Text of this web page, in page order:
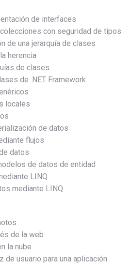
de interfaces
con seguridad de tipos
de una jerarquía de clases
herencia
de clases
de .NET Framework
locales
de datos
flujos
datos
de datos de entidad
LINQ
mediante LINQ
de la web
la nube
de usuario para una aplicación